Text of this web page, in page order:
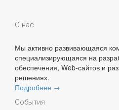
О нас
Мы активно развивающаяся
специализирующаяся на
обеспечения, Web-сайтов и
решениях.
Подробнее →
События